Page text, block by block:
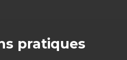
pratiques